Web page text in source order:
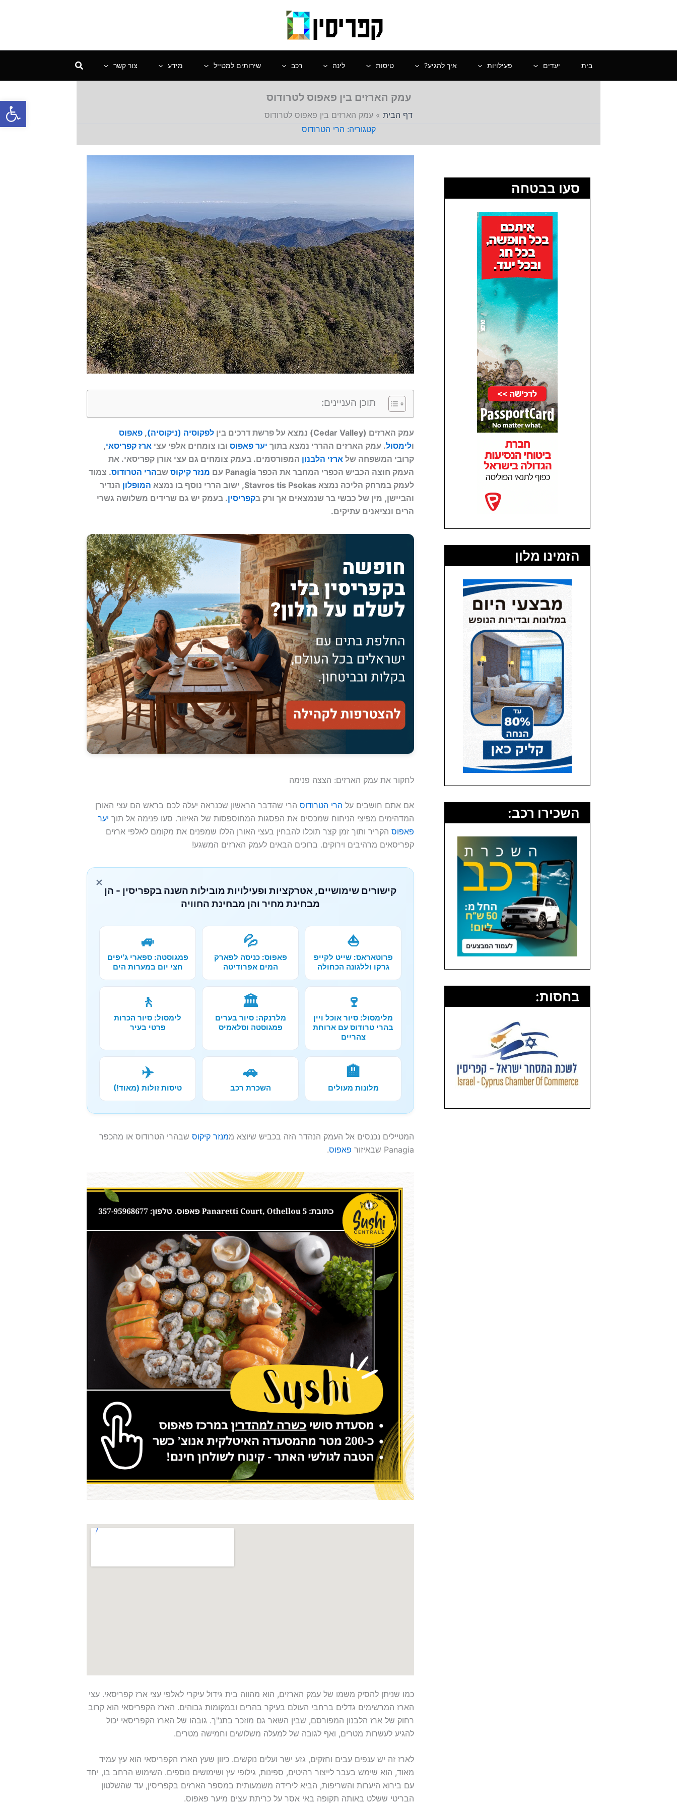
פתח
בית יעדים פעילויות איך להגיע? טיסות לינה רכב שירותים למטייל מידע צור קשר
עמק הארזים בין פאפוס לטרודוס
דף הבית » עמק הארזים בין פאפוס לטרודוס
הרי הטרודוס
סעו בבטחה
הזמינו מלון
השכירו רכב:
בחסות:
תוכן העניינים:
עמק הארזים (Cedar Valley) נמצא על פרשת דרכים בין לפקוסיה (ניקוסיה), פאפוס
ולימסול. עמק הארזים ההררי נמצא בתוך יער פאפוס ובו צומחים אלפי עצי ארז קפריסאי,
קרובי המשפחה של ארזי הלבנון המפורסמים. בעמק צומחים גם עצי אורן קפריסאי. את
העמק חוצה הכביש הכפרי המחבר את הכפר Panagia עם
מנזר קיקוס שבהרי הטרודוס. צמוד
לעמק במרחק הליכה נמצא Stavros tis Psokas, ישוב הררי נוסף בו נמצא
המופלון הנדיר
והביישן, מין של כבשי בר שנמצאים אך ורק בקפריסין. בעמק יש גם שרידים משלושה גשרי
הרים ונציאנים עתיקים.
לחקור את עמק הארזים: הצצה פנימה
אם אתם חושבים על הרי הטרודוס הרי שהדבר הראשון שכנראה יעלה לכם בראש הם עצי האורן
המדהימים מפיצי הניחוח שמכסים את הפסגות המחוספסות של האיזור. סעו פנימה אל תוך יער
פאפוס הקריר ותוך זמן קצר תוכלו להבחין בעצי האורן הללו שמפנים את מקומם לאלפי ארזים
קפריסאים מרהיבים וירוקים. ברוכים הבאים לעמק הארזים המשגע!
×
קישורים שימושיים, אטרקציות ופעילויות מובילות השנה בקפריסין - הן
מבחינת מחיר והן מבחינת החוויה
⛵
פרוטאראס: שייט לקייפ
גרקו וללגונה הכחולה
💦
פאפוס: כניסה לפארק
המים אפרודיטה
🚙
פמגוסטה: ספארי ג'יפים
חצי יום במערות הים
🍷
מלימסול: סיור אוכל ויין
בהרי טרודוס עם ארוחת
צהריים
🏛️
מלרנקה: סיור בערים
פמגוסטה וסלאמיס
🚶
לימסול: סיור הכרות
פרטי בעיר
🏨
מלונות מעולים
🚗
השכרת רכב
✈️
טיסות זולות (מאוד!)
המטיילים נכנסים אל העמק הנהדר הזה בכביש שיוצא ממנזר קיקוס שבהרי הטרודוס או מהכפר
Panagia שבאיזור
פאפוס.
כמו שניתן להסיק משמו של עמק הארזים, הוא מהווה בית גידול עיקרי לאלפי עצי ארז קפריסאי. עצי
הארז המרשימים גדלים ברחבי העולם בעיקר בהרים ובמקומות גבוהים. הארז הקפריסאי הוא קרוב
רחוק של ארז הלבנון המפורסם, שבין השאר גם מוזכר בתנ"ך. גובהו של הארז הקפריסאי יכול
להגיע לעשרות מטרים, ואף לגובה של למעלה משלושים וחמישה מטרים.
לארז זה יש ענפים עבים וחזקים, גזע ישר ועלים נוקשים. כיוון שעץ הארז הקפריסאי הוא עץ עמיד
מאוד, הוא שימש בעבר לייצור רהיטים, ספינות, גילופי עץ ושימושים נוספים. השימוש הרחב בו, יחד
עם בירוא היערות והשריפות, הביא לירידה משמעותית במספר הארזים בקפריסין, עד שהשלטון
הבריטי ששלט באותה תקופה באי אסר על כריתת עצים מיער פאפוס.